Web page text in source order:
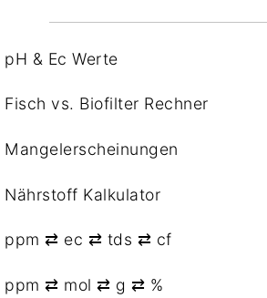
pH & Ec Werte
Fisch vs. Biofilter Rechner
Mangelerscheinungen
Nährstoff Kalkulator
ppm ⇄ ec ⇄ tds ⇄ cf
ppm ⇄ mol ⇄ g ⇄ %